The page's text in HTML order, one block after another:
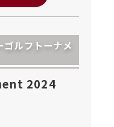
ゴルフトーナメ
2024